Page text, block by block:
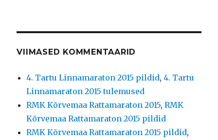
VIIMASED KOMMENTAARID
4. Tartu Linnamaraton 2015 pildid,4. Tartu
Linnamaraton 2015 tulemused
RMK Kõrvemaa Rattamaraton 2015,RMK
Kõrvemaa Rattamaraton 2015 pildid
RMK Kõrvemaa Rattamaraton 2015 pildid,